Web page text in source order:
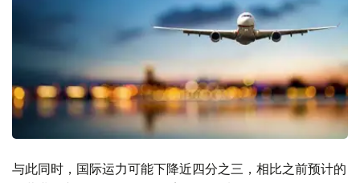
与此同时，国际运力可能下降近四分之三，相比之前预计的